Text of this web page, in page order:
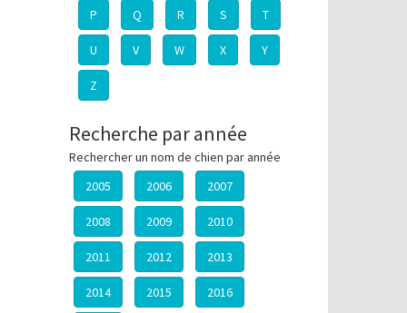
P Q R S T
U V W X Y
Z
Recherche par année
Rechercher un nom de chien par année
2005
2006 2007
2008 2009 2010
2011 2012 2013
2014 2015 2016